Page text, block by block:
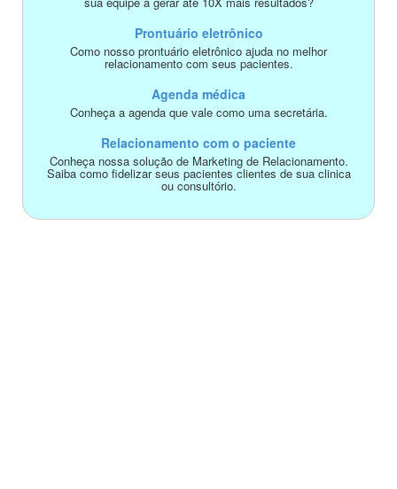
Prontuário eletrônico
Como nosso prontuário eletrônico ajuda no melhor
relacionamento com seus pacientes.
Agenda médica
Conheça a agenda que vale como uma secretária.
Relacionamento com o paciente
Conheça nossa solução de Marketing de Relacionamento.
Saiba como fidelizar seus pacientes clientes de sua clinica
ou consultório.